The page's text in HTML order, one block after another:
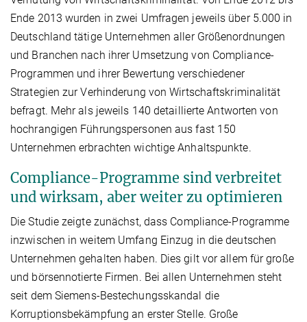
Ende 2013 wurden in zwei Umfragen jeweils über 5.000 in
Deutschland tätige Unternehmen aller Größenordnungen
und Branchen nach ihrer Umsetzung von Compliance-
Programmen und ihrer Bewertung verschiedener
Strategien zur Verhinderung von Wirtschaftskriminalität
befragt. Mehr als jeweils 140 detaillierte Antworten von
hochrangigen Führungspersonen aus fast 150
Unternehmen erbrachten wichtige Anhaltspunkte.
Compliance-Programme sind verbreitet
und wirksam, aber weiter zu optimieren
Die Studie zeigte zunächst, dass Compliance-Programme
inzwischen in weitem Umfang Einzug in die deutschen
Unternehmen gehalten haben. Dies gilt vor allem für große
und börsennotierte Firmen. Bei allen Unternehmen steht
seit dem Siemens-Bestechungsskandal die
Korruptionsbekämpfung an erster Stelle. Große